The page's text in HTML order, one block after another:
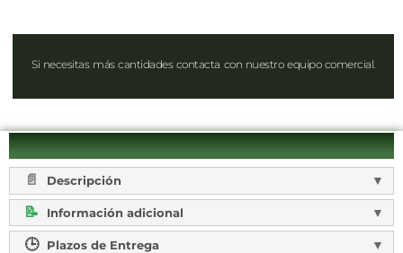
Si necesitas más cantidades contacta con nuestro equipo comercial.
Descripción
Información adicional
Plazos de Entrega